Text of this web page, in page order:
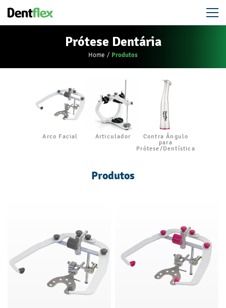
Prótese Dentária
Home Produtos
Arco Facial Articulador
Contra Ângulo
para
Prótese/Dentística
Produtos